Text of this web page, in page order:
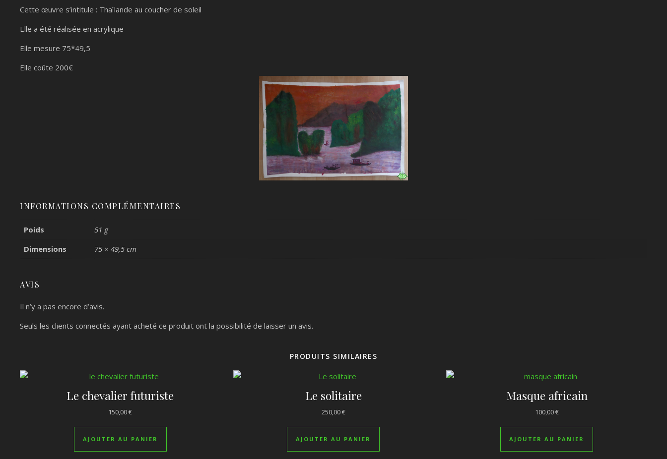
Cette œuvre s’intitule : Thaïlande au coucher de soleil
Elle a été réalisée en acrylique
Elle mesure 75*49,5
Elle coûte 200€
INFORMATIONS COMPLÉMENTAIRES
Poids
51 g
Dimensions
75 × 49,5 cm
AVIS
Il n’y a pas encore d’avis.
Seuls les clients connectés ayant acheté ce produit ont la possibilité de laisser un avis.
PRODUITS SIMILAIRES
Le chevalier futuriste
150,00€
AJOUTER AU PANIER
Le solitaire
250,00€
AJOUTER AU PANIER
Masque africain
100,00€
AJOUTER AU PANIER